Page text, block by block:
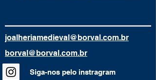
joalheriamedieval@borval.com.br
borval@borval.com.br
Siga-nos pelo instragram